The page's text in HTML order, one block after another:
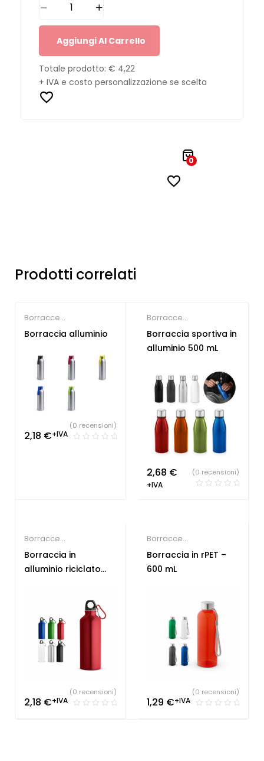
Aggiungi Al Carrello
Totale prodotto: € 4,22
+ IVA e costo personalizzazione se scelta
0
Prodotti correlati
Borracce
Personalizzate,Palestre
Borraccia alluminio
2,18 €+IVA
(0 recensioni)
Borracce
Personalizzate,Gadget
per fiere
Borraccia sportiva in
alluminio 500 mL
2,68 €
+IVA
(0 recensioni)
Borracce
Personalizzate
Borraccia in
alluminio riciclato
2,18 €+IVA
(0 recensioni)
Borracce
Personalizzate,Gadget
per fiere
Borraccia in rPET –
600 mL
1,29 €+IVA
(0 recensioni)